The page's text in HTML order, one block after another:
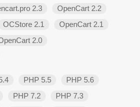
2.3
OpenCart 2.2
OCStore 2.1
OpenCart 2.1
2.0
PHP 5.5
PHP 5.6
PHP 7.2
PHP 7.3